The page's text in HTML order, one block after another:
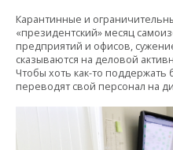
Карантинные и
«президентский» месяц
предприятий и офисов,
сказываются на деловой
Чтобы хоть как-то поддержать
переводят свой персонал на